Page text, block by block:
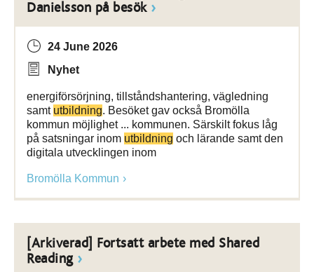
Danielsson på besök
24 June 2026
Nyhet
energiförsörjning, tillståndshantering, vägledning
samt utbildning. Besöket gav också Bromölla
kommun möjlighet ... kommunen. Särskilt fokus låg
på satsningar inom utbildning och lärande samt den
digitala utvecklingen inom
Bromölla Kommun
[Arkiverad] Fortsatt arbete med Shared
Reading